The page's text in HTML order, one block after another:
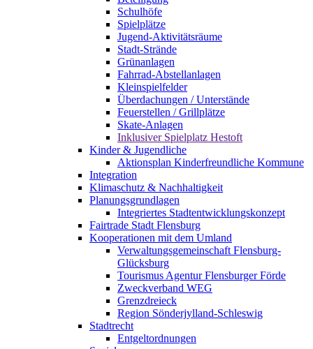
Schulhöfe
Spielplätze
Jugend-Aktivitätsräume
Stadt-Strände
Grünanlagen
Fahrrad-Abstellanlagen
Kleinspielfelder
Überdachungen / Unterstände
Feuerstellen / Grillplätze
Skate-Anlagen
Inklusiver Spielplatz Hestoft
Kinder & Jugendliche
Aktionsplan Kinderfreundliche Kommune
Integration
Klimaschutz & Nachhaltigkeit
Planungsgrundlagen
Integriertes Stadtentwicklungskonzept
Fairtrade Stadt Flensburg
Kooperationen mit dem Umland
Verwaltungsgemeinschaft Flensburg-
Glücksburg
Tourismus Agentur Flensburger Förde
Zweckverband WEG
Grenzdreieck
Region Sönderjylland-Schleswig
Stadtrecht
Entgeltordnungen